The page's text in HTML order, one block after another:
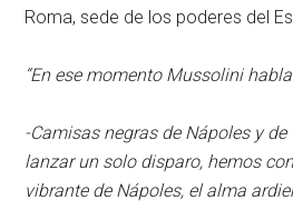
Roma, sede de los poderes del
“En ese momento Mussolini
-Camisas negras de Nápoles y
lanzar un solo disparo, hemos
vibrante de Nápoles, el alma